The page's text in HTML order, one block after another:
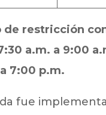
de restricción
a.m. a 9:00
7:00 p.m.
fue